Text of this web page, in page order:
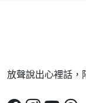
放聲說出心裡話，